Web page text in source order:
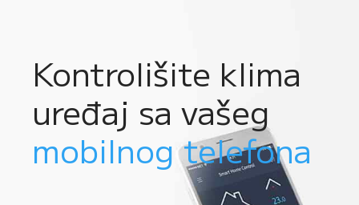
Kontrolišite klima
uređaj sa vašeg
mobilnog telefona